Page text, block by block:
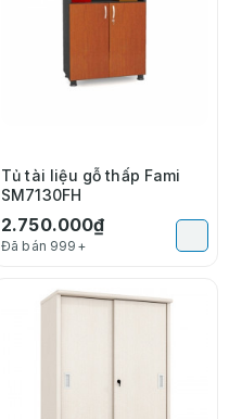
Tủ tài liệu gỗ thấp Fami
SM7130FH
2.750.000₫
Đã bán 999+